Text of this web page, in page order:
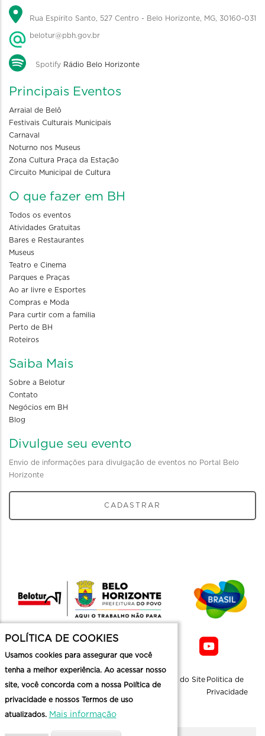
Rua Espírito Santo, 527 Centro - Belo Horizonte, MG, 30160-031
belotur@pbh.gov.br
Spotify Rádio Belo Horizonte
Principais Eventos
Arraial de Belô
Festivais Culturais Municipais
Carnaval
Noturno nos Museus
Zona Cultura Praça da Estação
Circuito Municipal de Cultura
O que fazer em BH
Todos os eventos
Atividades Gratuitas
Bares e Restaurantes
Museus
Teatro e Cinema
Parques e Praças
Ao ar livre e Esportes
Compras e Moda
Para curtir com a familia
Perto de BH
Roteiros
Saiba Mais
Sobre a Belotur
Contato
Negócios em BH
Blog
Divulgue seu evento
Envio de informações para divulgação de eventos no Portal Belo
Horizonte
CADASTRAR
Mapa do Site Politica de
Privacidade
POLÍTICA DE COOKIES
Usamos cookies para assegurar que você
tenha a melhor experiência. Ao acessar nosso
site, você concorda com a nossa Política de
privacidade e nossos Termos de uso
atualizados. Mais informação